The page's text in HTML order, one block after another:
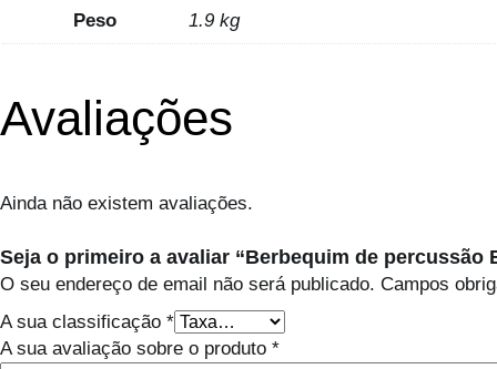
Peso 1.9 kg
Avaliações
Ainda não existem avaliações.
Seja o primeiro a avaliar “Berbequim de percussão
O seu endereço de email não será publicado. Campos
A sua classificação *
A sua avaliação sobre o produto *